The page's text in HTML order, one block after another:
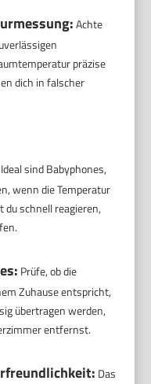
Achte
präzise
dich in falscher
Ideal sind Babyphones,
wenn die Temperatur
du schnell reagieren,
Prüfe, ob die
Zuhause entspricht,
übertragen werden,
entfernst.
Das